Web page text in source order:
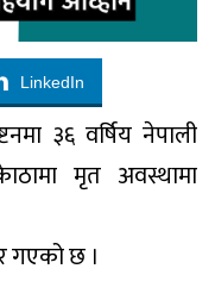
LinkedIn
३६ वर्षिय नेपाली
मृत अवस्थामा
गएको छ ।